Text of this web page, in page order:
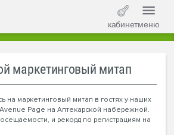
кабинетменю
маркетинговый митап
на маркетинговый митап в гостях у наших
Page на Аптекарской набережной.
и рекорд по регистрациям на